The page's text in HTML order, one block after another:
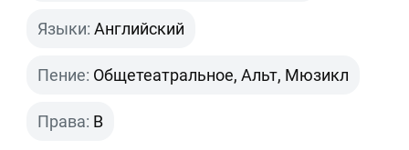
Языки: Английский
Пение: Общетеатральное, Альт, Мюзикл
Права: B